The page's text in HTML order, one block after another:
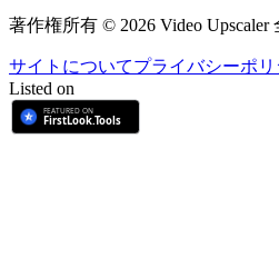
著作権所有 © 2026 Video Upscaler
サイトについてプライバシーポリ
Listed on